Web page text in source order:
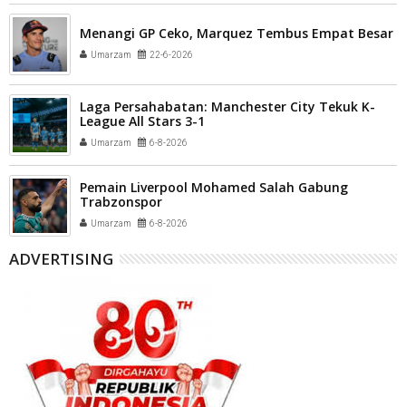
Menangi GP Ceko, Marquez Tembus Empat Besar
Umarzam 22-6-2026
Laga Persahabatan: Manchester City Tekuk K-
League All Stars 3-1
Umarzam 6-8-2026
Pemain Liverpool Mohamed Salah Gabung
Trabzonspor
Umarzam 6-8-2026
ADVERTISING